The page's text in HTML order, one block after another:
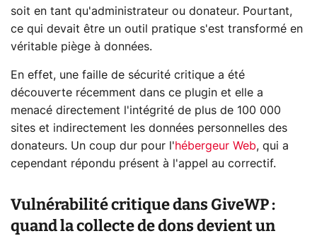
soit en tant qu'administrateur ou donateur. Pourtant,
ce qui devait être un outil pratique s'est transformé en
véritable piège à données.
En effet, une faille de sécurité critique a été
découverte récemment dans ce plugin et elle a
menacé directement l'intégrité de plus de 100 000
sites et indirectement les données personnelles des
donateurs. Un coup dur pour l'hébergeur Web, qui a
cependant répondu présent à l'appel au correctif.
Vulnérabilité critique dans GiveWP :
quand la collecte de dons devient un